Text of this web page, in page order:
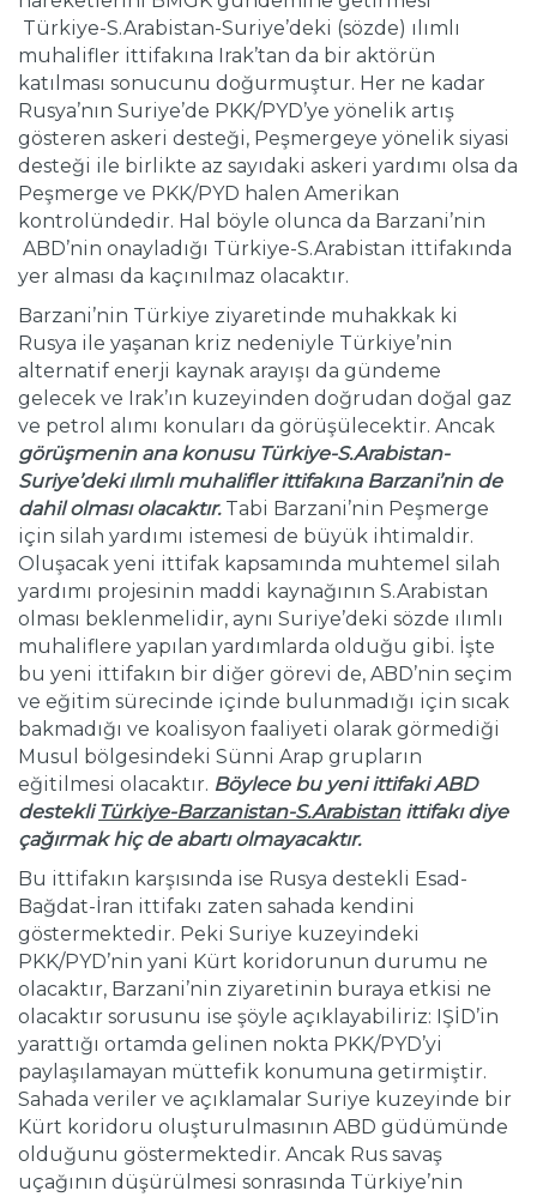
Türkiye-S.Arabistan-Suriye’deki (sözde) ılımlı
muhalifler ittifakına Irak’tan da bir aktörün
katılması sonucunu doğurmuştur. Her ne kadar
Rusya’nın Suriye’de PKK/PYD’ye yönelik artış
gösteren askeri desteği, Peşmergeye yönelik siyasi
desteği ile birlikte az sayıdaki askeri yardımı olsa da
Peşmerge ve PKK/PYD halen Amerikan
kontrolündedir. Hal böyle olunca da Barzani’nin
ABD’nin onayladığı Türkiye-S.Arabistan ittifakında
yer alması da kaçınılmaz olacaktır.
Barzani’nin Türkiye ziyaretinde muhakkak ki
Rusya ile yaşanan kriz nedeniyle Türkiye’nin
alternatif enerji kaynak arayışı da gündeme
gelecek ve Irak’ın kuzeyinden doğrudan doğal gaz
ve petrol alımı konuları da görüşülecektir. Ancak
görüşmenin ana konusu Türkiye-S.Arabistan-
Suriye’deki ılımlı muhalifler ittifakına Barzani’nin de
dahil olması olacaktır.Tabi Barzani’nin Peşmerge
için silah yardımı istemesi de büyük ihtimaldir.
Oluşacak yeni ittifak kapsamında muhtemel silah
yardımı projesinin maddi kaynağının S.Arabistan
olması beklenmelidir, aynı Suriye’deki sözde ılımlı
muhaliflere yapılan yardımlarda olduğu gibi. İşte
bu yeni ittifakın bir diğer görevi de, ABD’nin seçim
ve eğitim sürecinde içinde bulunmadığı için sıcak
bakmadığı ve koalisyon faaliyeti olarak görmediği
Musul bölgesindeki Sünni Arap grupların
eğitilmesi olacaktır. Böylece bu yeni ittifaki ABD
destekliTürkiye-Barzanistan-S.Arabistanittifakı diye
çağırmak hiç de abartı olmayacaktır.
Bu ittifakın karşısında ise Rusya destekli Esad-
Bağdat-İran ittifakı zaten sahada kendini
göstermektedir. Peki Suriye kuzeyindeki
PKK/PYD’nin yani Kürt koridorunun durumu ne
olacaktır, Barzani’nin ziyaretinin buraya etkisi ne
olacaktır sorusunu ise şöyle açıklayabiliriz: IŞİD’in
yarattığı ortamda gelinen nokta PKK/PYD’yi
paylaşılamayan müttefik konumuna getirmiştir.
Sahada veriler ve açıklamalar Suriye kuzeyinde bir
Kürt koridoru oluşturulmasının ABD güdümünde
olduğunu göstermektedir. Ancak Rus savaş
uçağının düşürülmesi sonrasında Türkiye’nin